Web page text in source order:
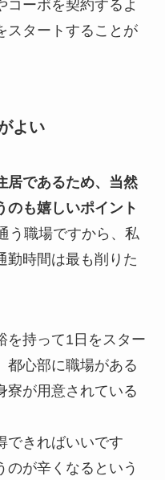
コーポを契約するよ
スタートすることが
よい
居であるため、当然
のも嬉しいポイント
う職場ですから、私
勤時間は最も削りた
を持って1日をスター
都心部に職場がある
寮が用意されている
できればいいです
のが辛くなるという